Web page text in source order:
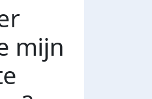
mijn